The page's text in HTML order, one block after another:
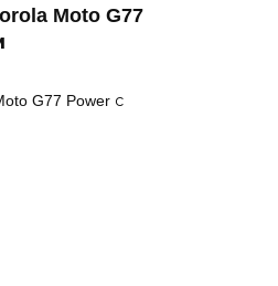
Moto G77
G77 Power с